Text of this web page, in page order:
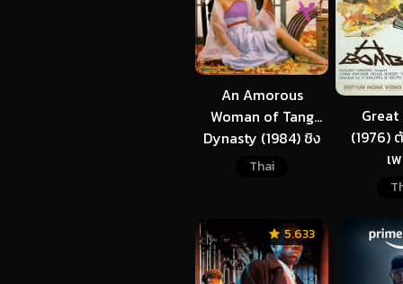
An Amorous
Woman of Tang
Dynasty (1984) ชิง
รักธิดาราชวงศ์ถัง
Thai
(1976)
เ
5.633